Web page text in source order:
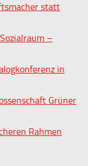
statt
–
in
Grüner
Rahmen